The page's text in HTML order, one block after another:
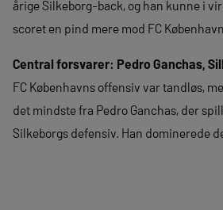
årige Silkeborg-back, og han kunne i
scoret en pind mere mod FC
Central forsvarer: Pedro Ganchas,
FC Københavns offensiv var tandløs,
det mindste fra Pedro Ganchas, der
Silkeborgs defensiv. Han dominerede